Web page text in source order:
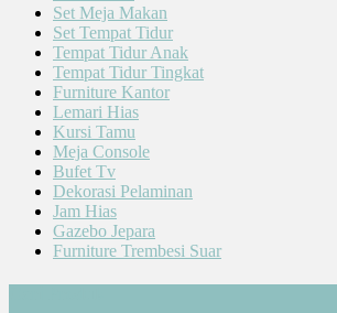
Set Meja Makan
Set Tempat Tidur
Tempat Tidur Anak
Tempat Tidur Tingkat
Furniture Kantor
Lemari Hias
Kursi Tamu
Meja Console
Bufet Tv
Dekorasi Pelaminan
Jam Hias
Gazebo Jepara
Furniture Trembesi Suar